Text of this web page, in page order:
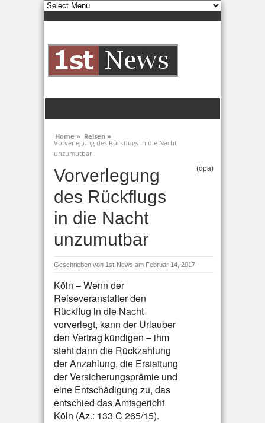
Home » Reisen »
Vorverlegung des Rückflugs in die Nacht
unzumutbar
Vorverlegung
des Rückflugs
in die Nacht
unzumutbar
(dpa)
Geschrieben von 1st-News am Februar 14, 2017
Köln – Wenn der
Reiseveranstalter den
Rückflug in die Nacht
vorverlegt, kann der Urlauber
den Vertrag kündigen – ihm
steht dann die Rückzahlung
der Anzahlung, die Erstattung
der Versicherungsprämie und
eine Entschädigung zu, das
entschied das Amtsgericht
Köln (Az.: 133 C 265/15).